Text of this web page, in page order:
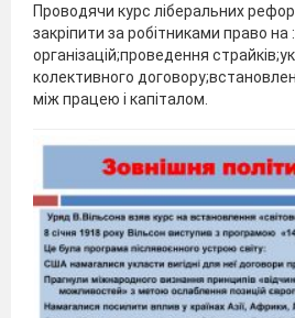
Проводячи курс ліберальних
закріпити за робітниками право на
організацій;проведення
колективного
між працею і капіталом.